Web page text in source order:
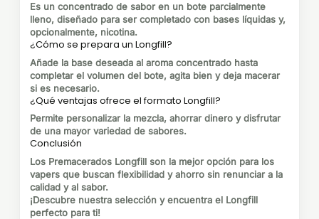
Es un concentrado de sabor en un bote parcialmente
lleno, diseñado para ser completado con bases líquidas y,
opcionalmente, nicotina.
¿Cómo se prepara un Longfill?
Añade la base deseada al aroma concentrado hasta
completar el volumen del bote, agita bien y deja macerar
si es necesario.
¿Qué ventajas ofrece el formato Longfill?
Permite personalizar la mezcla, ahorrar dinero y disfrutar
de una mayor variedad de sabores.
Conclusión
Los Premacerados Longfill son la mejor opción para los
vapers que buscan flexibilidad y ahorro sin renunciar a la
calidad y al sabor.
¡Descubre nuestra selección y encuentra el Longfill
perfecto para ti!